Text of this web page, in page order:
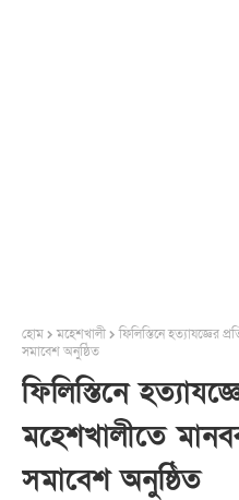
হোম মহেশখালী
ফিলিস্তিনে হত্যাযজ্ঞের
সমাবেশ অনুষ্ঠিত
ফিলিস্তিনে
মহেশখালীতে
সমাবেশ অনুষ্ঠিত